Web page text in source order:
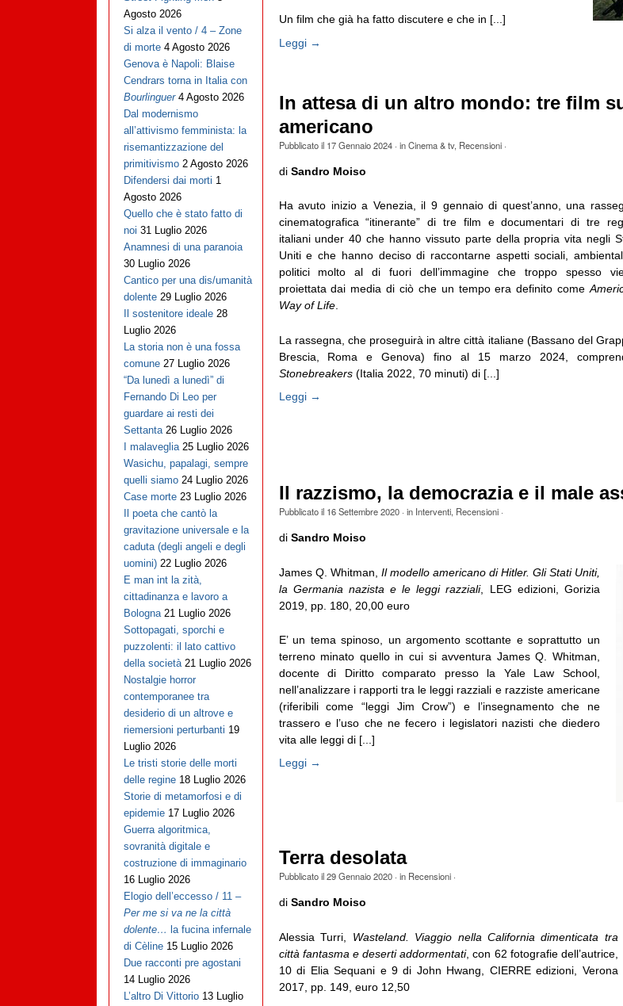
Un film che già ha fatto discutere e che in [...]
Leggi →
In attesa di un altro mondo: tre film
americano
Pubblicato il 17 Gennaio 2024· inCinema & tv, Recensioni·
di Sandro Moiso
Ha avuto inizio a Venezia, il 9 gennaio di quest’anno, una
cinematografica “itinerante” di tre film e documentari di tre
italiani under 40 che hanno vissuto parte della propria vita negli
Uniti e che hanno deciso di raccontarne aspetti sociali,
politici molto al di fuori dell’immagine che troppo spesso
proiettata dai media di ciò che un tempo era definito come
Way of Life.
La rassegna, che proseguirà in altre città italiane (Bassano del
Brescia, Roma e Genova) fino al 15 marzo 2024,
Stonebreakers(Italia 2022, 70 minuti) di [...]
Leggi →
Il razzismo, la democrazia e il male
Pubblicato il 16 Settembre 2020· in Interventi, Recensioni·
di Sandro Moiso
James Q. Whitman, Il modello americano di Hitler. Gli Stati Uniti,
la Germania nazista e le leggi razziali, LEG edizioni, Gorizia
2019, pp. 180, 20,00 euro
E’ un tema spinoso, un argomento scottante e soprattutto un
terreno minato quello in cui si avventura James Q. Whitman,
docente di Diritto comparato presso la Yale Law School,
nell’analizzare i rapporti tra le leggi razziali e razziste americane
(riferibili come “leggi Jim Crow”) e l’insegnamento che ne
trassero e l’uso che ne fecero i legislatori nazisti che diedero
vita alle leggi di [...]
Leggi →
Terra desolata
Pubblicato il29 Gennaio 2020· in Recensioni·
di Sandro Moiso
Alessia Turri, Wasteland. Viaggio nella California dimenticata tra
città fantasma e deserti addormentati, con 62 fotografie dell’autrice,
10 di Elia Sequani e 9 di John Hwang, CIERRE edizioni, Verona
2017, pp. 149, euro 12,50
Agosto 2026
Si alza il vento / 4 – Zone
di morte 4 Agosto 2026
Genova è Napoli: Blaise
Cendrars torna in Italia con
Bourlinguer 4 Agosto 2026
Dal modernismo
all’attivismo femminista: la
risemantizzazione del
primitivismo 2 Agosto 2026
Difendersi dai morti 1
Agosto 2026
Quello che è stato fatto di
noi 31 Luglio 2026
Anamnesi di una paranoia
30 Luglio 2026
Cantico per una dis/umanità
dolente 29 Luglio 2026
Il sostenitore ideale 28
Luglio 2026
La storia non è una fossa
comune 27 Luglio 2026
“Da lunedì a lunedì” di
Fernando Di Leo per
guardare ai resti dei
Settanta 26 Luglio 2026
I malaveglia 25 Luglio 2026
Wasichu, papalagi, sempre
quelli siamo 24 Luglio 2026
Case morte 23 Luglio 2026
Il poeta che cantò la
gravitazione universale e la
caduta (degli angeli e degli
uomini) 22 Luglio 2026
E man int la zità,
cittadinanza e lavoro a
Bologna 21 Luglio 2026
Sottopagati, sporchi e
puzzolenti: il lato cattivo
della società 21 Luglio 2026
Nostalgie horror
contemporanee tra
desiderio di un altrove e
riemersioni perturbanti 19
Luglio 2026
Le tristi storie delle morti
delle regine 18 Luglio 2026
Storie di metamorfosi e di
epidemie 17 Luglio 2026
Guerra algoritmica,
sovranità digitale e
costruzione di immaginario
16 Luglio 2026
Elogio dell’eccesso / 11 –
Per me si va ne la città
dolente… la fucina infernale
di Cèline 15 Luglio 2026
Due racconti pre agostani
14 Luglio 2026
L’altro Di Vittorio 13 Luglio